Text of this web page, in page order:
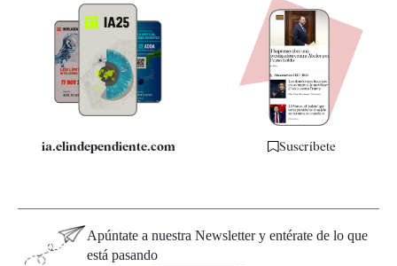
Quiénes somos
Especificaciones
ia.elindependiente.com Suscríbete
Apúntate a nuestra Newsletter y entérate de lo que
está pasando